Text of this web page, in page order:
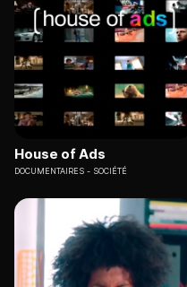
House of Ads
DOCUMENTAIRES SOCIÉTÉ